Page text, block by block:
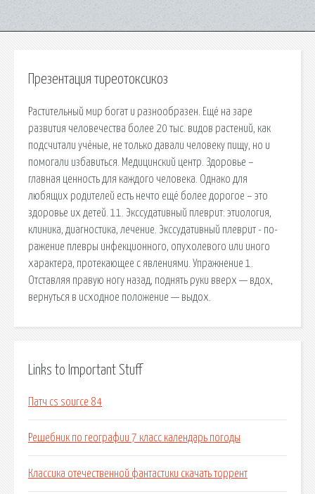
Презентация тиреотоксикоз
Растительный мир богат и разнообразен. Ещё на заре
развития человечества более 20 тыс. видов растений, как
подсчитали учёные, не только давали человеку пищу, но и
помогали избавиться. Медицинский центр. Здоровье –
главная ценность для каждого человека. Однако для
любящих родителей есть нечто ещё более дорогое – это
здоровье их детей. 11. Экссудативный плеврит: этиология,
клиника, диагностика, лечение. Экссудативный плеврит - по­
ражение плевры инфекционного, опухолевого или иного
характера, протекающее с явлениями. Упражнение 1.
Отставляя правую ногу назад, поднять руки вверх — вдох,
вернуться в исходное положение — выдох.
Links to Important Stuff
Патч cs source 84
Решебник по географии 7 класс календарь погоды
Классика отечественной фантастики скачать торрент